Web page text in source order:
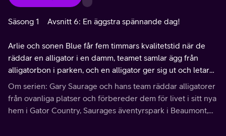
Säsong 1 Avsnitt 6: En äggstra spännande dag!
Arlie och sonen Blue får fem timmars kvalitetstid när de
räddar en alligator i en damm, teamet samlar ägg från
alligatorbon i parken, och en alligator ger sig ut och letar
efter kyckling till middag.
Om serien: Gary Saurage och hans team räddar alligatorer
från ovanliga platser och förbereder dem för livet i sitt nya
hem i Gator Country, Saurages äventyrspark i Beaumont,